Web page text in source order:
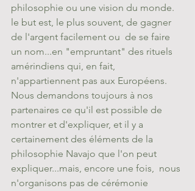
philosophie ou une vision du monde.
le but est, le plus souvent, de gagner
de l'argent facilement ou  de se faire
un nom...en "empruntant" des rituels
amérindiens qui, en fait,
n'appartiennent pas aux Européens.
Nous demandons toujours à nos
partenaires ce qu'il est possible de
montrer et d'expliquer, et il y a
certainement des éléments de la
philosophie Navajo que l'on peut
expliquer...mais, encore une fois,  nous
n'organisons pas de cérémonie